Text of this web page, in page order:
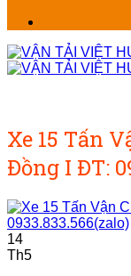
Xe 15 Tấn
Đồng I ĐT:
14
Th5